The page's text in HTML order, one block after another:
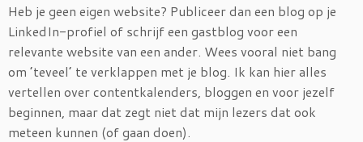
Heb je geen eigen website? Publiceer dan een blog op je
LinkedIn-profiel of schrijf een gastblog voor een
relevante website van een ander. Wees vooral niet bang
om ’teveel’ te verklappen met je blog. Ik kan hier alles
vertellen over contentkalenders, bloggen en voor jezelf
beginnen, maar dat zegt niet dat mijn lezers dat ook
meteen kunnen (of gaan doen).